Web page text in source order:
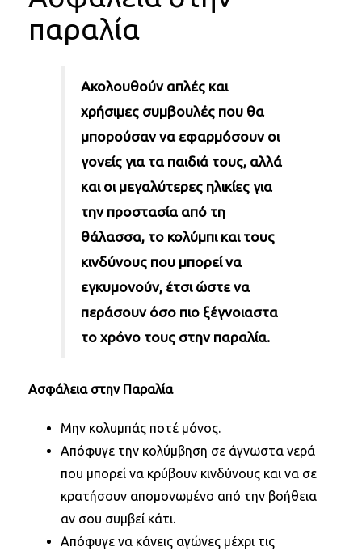
παραλία
Ακολουθούν απλές και
χρήσιμες συμβουλές που θα
μπορούσαν να εφαρμόσουν οι
γονείς για τα παιδιά τους, αλλά
και οι μεγαλύτερες ηλικίες για
την προστασία από τη
θάλασσα, το κολύμπι και τους
κινδύνους που μπορεί να
εγκυμονούν, έτσι ώστε να
περάσουν όσο πιο ξέγνοιαστα
το χρόνο τους στην παραλία.
Ασφάλεια στην Παραλία
Μην κολυμπάς ποτέ μόνος.
Απόφυγε την κολύμβηση σε άγνωστα νερά
που μπορεί να κρύβουν κινδύνους και να σε
κρατήσουν απομονωμένο από την βοήθεια
αν σου συμβεί κάτι.
Απόφυγε να κάνεις αγώνες μέχρι τις